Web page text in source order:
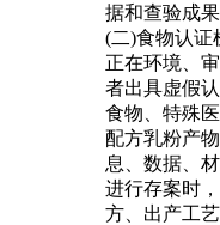
据和查验成
(二)食物认证
正在环境、
者出具虚假
食物、特殊
配方乳粉产
息、数据、
进行存案时
方、出产工